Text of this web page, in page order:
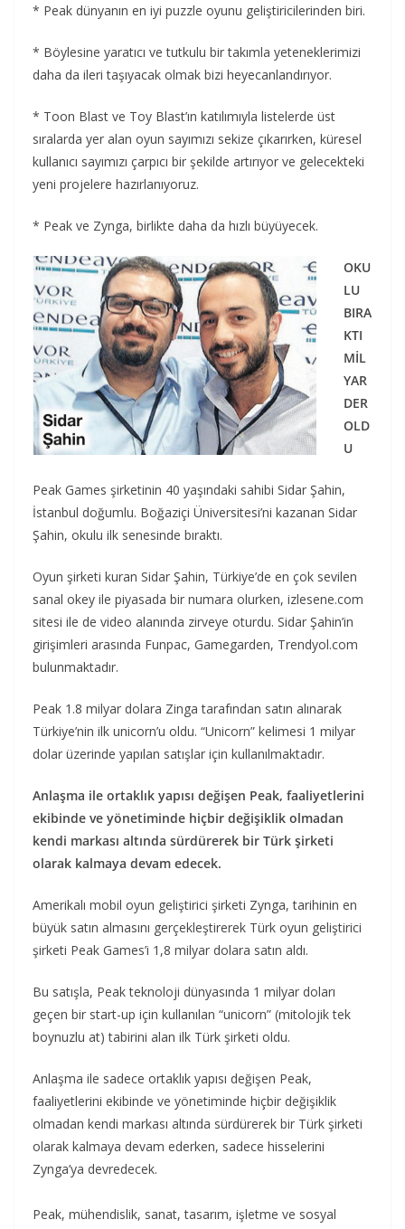
* Peak dünyanın en iyi puzzle oyunu geliştiricilerinden biri.
* Böylesine yaratıcı ve tutkulu bir takımla yeteneklerimizi
daha da ileri taşıyacak olmak bizi heyecanlandırıyor.
* Toon Blast ve Toy Blast’ın katılımıyla listelerde üst
sıralarda yer alan oyun sayımızı sekize çıkarırken, küresel
kullanıcı sayımızı çarpıcı bir şekilde artırıyor ve gelecekteki
yeni projelere hazırlanıyoruz.
* Peak ve Zynga, birlikte daha da hızlı büyüyecek.
OKU
LU
BIRA
KTI
MİL
YAR
DER
OLD
U
Peak Games şirketinin 40 yaşındaki sahibi Sidar Şahin,
İstanbul doğumlu. Boğaziçi Üniversitesi’ni kazanan Sidar
Şahin, okulu ilk senesinde bıraktı.
Oyun şirketi kuran Sidar Şahin, Türkiye’de en çok sevilen
sanal okey ile piyasada bir numara olurken, izlesene.com
sitesi ile de video alanında zirveye oturdu. Sidar Şahin’in
girişimleri arasında Funpac, Gamegarden, Trendyol.com
bulunmaktadır.
Peak 1.8 milyar dolara Zinga tarafından satın alınarak
Türkiye’nin ilk unicorn’u oldu. “Unicorn” kelimesi 1 milyar
dolar üzerinde yapılan satışlar için kullanılmaktadır.
Anlaşma ile ortaklık yapısı değişen Peak, faaliyetlerini
ekibinde ve yönetiminde hiçbir değişiklik olmadan
kendi markası altında sürdürerek bir Türk şirketi
olarak kalmaya devam edecek.
Amerikalı mobil oyun geliştirici şirketi Zynga, tarihinin en
büyük satın almasını gerçekleştirerek Türk oyun geliştirici
şirketi Peak Games’i 1,8 milyar dolara satın aldı.
Bu satışla, Peak teknoloji dünyasında 1 milyar doları
geçen bir start-up için kullanılan “unicorn” (mitolojik tek
boynuzlu at) tabirini alan ilk Türk şirketi oldu.
Anlaşma ile sadece ortaklık yapısı değişen Peak,
faaliyetlerini ekibinde ve yönetiminde hiçbir değişiklik
olmadan kendi markası altında sürdürerek bir Türk şirketi
olarak kalmaya devam ederken, sadece hisselerini
Zynga’ya devredecek.
Peak, mühendislik, sanat, tasarım, işletme ve sosyal